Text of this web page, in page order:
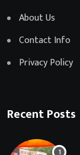
About Us
Contact Info
Privacy Policy
Recent Posts